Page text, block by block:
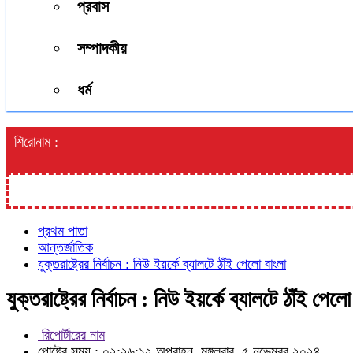
প্রবাস
সম্পাদকীয়
ধর্ম
শিরোনাম :
প্রথম পাতা
আন্তর্জাতিক
যুক্তরাষ্ট্রের নির্বাচন : নিউ ইয়র্কে ব্যালটে ঠাঁই পেলো বাংলা
যুক্তরাষ্ট্রের নির্বাচন : নিউ ইয়র্কে ব্যালটে ঠাঁই পেলো
রিপোর্টারের নাম